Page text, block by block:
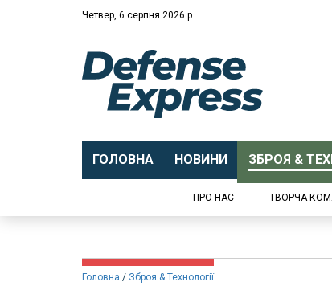
Четвер, 6 серпня 2026 р.
ГОЛОВНА НОВИНИ ЗБРОЯ &
ПРО НАС ТВОРЧА
Головна Зброя & Технології